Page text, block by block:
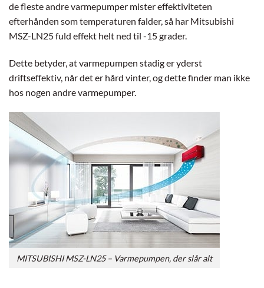
de fleste andre varmepumper mister effektiviteten
efterhånden som temperaturen falder, så har Mitsubishi
MSZ-LN25 fuld effekt helt ned til -15 grader.
Dette betyder, at varmepumpen stadig er yderst
driftseffektiv, når det er hård vinter, og dette finder man ikke
hos nogen andre varmepumper.
MITSUBISHI MSZ-LN25 – Varmepumpen, der slår alt